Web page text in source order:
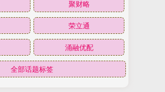
聚财略
荣立通
涌融优配
全部话题标签